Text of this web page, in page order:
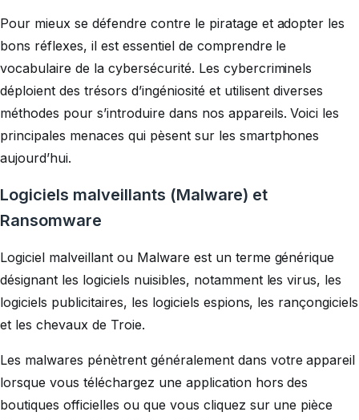
Pour mieux se défendre contre le piratage et adopter les
bons réflexes, il est essentiel de comprendre le
vocabulaire de la cybersécurité. Les cybercriminels
déploient des trésors d’ingéniosité et utilisent diverses
méthodes pour s’introduire dans nos appareils. Voici les
principales menaces qui pèsent sur les smartphones
aujourd’hui.
Logiciels malveillants (Malware) et
Ransomware
Logiciel malveillant ou Malware est un terme générique
désignant les logiciels nuisibles, notamment les virus, les
logiciels publicitaires, les logiciels espions, les rançongiciels
et les chevaux de Troie.
Les malwares pénètrent généralement dans votre appareil
lorsque vous téléchargez une application hors des
boutiques officielles ou que vous cliquez sur une pièce